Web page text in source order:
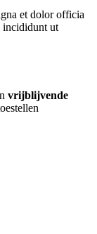
et dolor officia
incididunt ut
vrijblijvende